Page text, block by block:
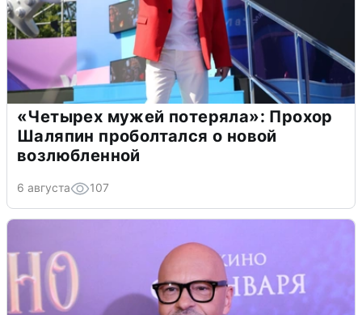
«Четырех мужей потеряла»: Прохор
Шаляпин проболтался о новой
возлюбленной
6 августа 107